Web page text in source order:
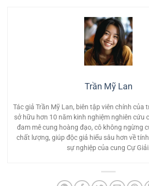
Trần Mỹ Lan
Tác giả Trần Mỹ Lan, biên tập viên chính của
sở hữu hơn 10 năm kinh nghiệm nghiên cứu
đam mê cung hoàng đạo, cô không ngừng
chất lượng, giúp độc giả hiểu sâu hơn về
sự nghiệp của cung Cự Giải.